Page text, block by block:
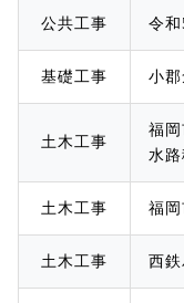
公共工事 令
基礎工事 小
土木工事
福
水
土木工事 福
土木工事 西